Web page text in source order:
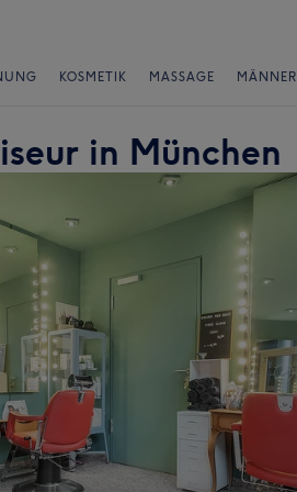
KOSMETIK MASSAGE MÄNNER
in München